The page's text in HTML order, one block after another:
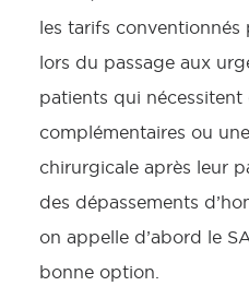
les tarifs conventionnés
lors du passage aux
patients qui nécessitent
complémentaires ou
chirurgicale après leur
des dépassements
on appelle d’abord le
bonne option.